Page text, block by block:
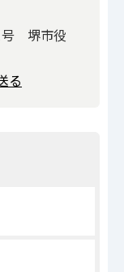
号 堺市役
る